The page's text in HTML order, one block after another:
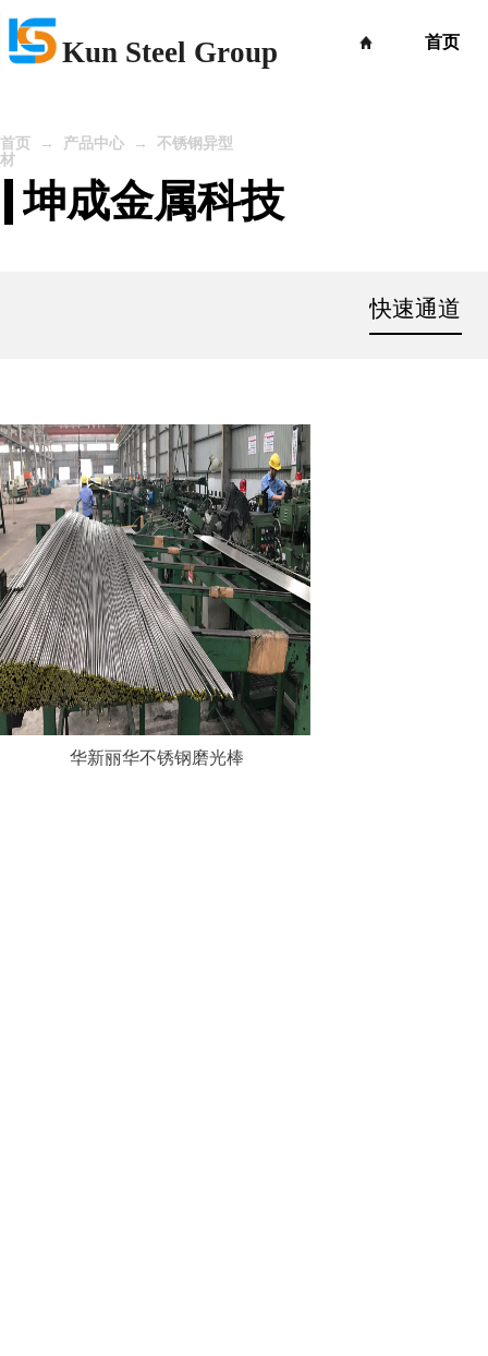
首页 → 产品中心 →
不锈钢异型
材
坤成金属科技
产品中心
快速通道
华新丽华不锈钢磨光棒
Kun Steel Group 首页